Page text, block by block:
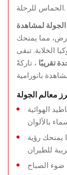
المناطيد
ما هو متضمن
في كابادوكيا
المناطيد
مجانية
والمشاهدة
هو غير متضمن
الحماس للرحلة.
الجولة لمشاهدة
مما يمنحك
الخلابة. تبقى
تقريبًا ، تاركةً
معالم الجولة
الهوائية
بالألوان
يمنحك رؤية
للطيران
الصباح